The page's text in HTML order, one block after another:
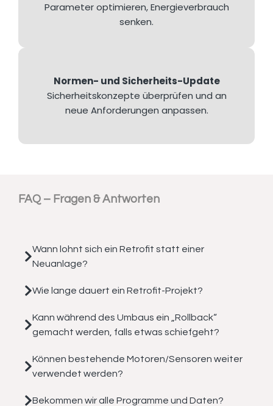
Parameter optimieren, Energieverbrauch
senken.
Normen- und Sicherheits-Update
Sicherheitskonzepte überprüfen und an
neue Anforderungen anpassen.
FAQ – Fragen & Antworten
Wann lohnt sich ein Retrofit statt einer
Neuanlage?
Wie lange dauert ein Retrofit-Projekt?
Kann während des Umbaus ein „Rollback“
gemacht werden, falls etwas schiefgeht?
Können bestehende Motoren/Sensoren weiter
verwendet werden?
Bekommen wir alle Programme und Daten?